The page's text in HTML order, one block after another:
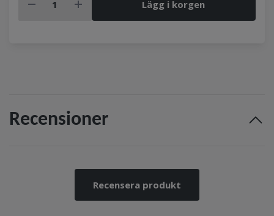
Lägg i korgen
Recensioner
Recensera produkt